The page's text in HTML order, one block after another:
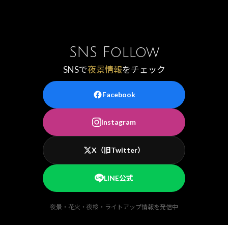
SNS Follow
SNSで夜景情報をチェック
Facebook
Instagram
X（旧Twitter）
LINE公式
夜景・花火・夜桜・ライトアップ情報を発信中